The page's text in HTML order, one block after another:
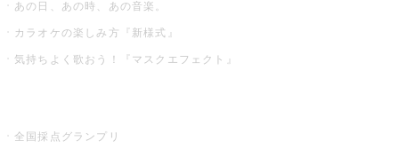
あの日、あの時、あの音楽。
カラオケの楽しみ方『新様式』
気持ちよく歌おう！『マスクエフェクト』
全国採点グランプリ